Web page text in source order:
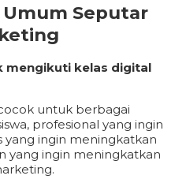
Umum Seputar
mengikuti kelas digital
untuk berbagai
profesional yang ingin
yang ingin meningkatkan
yang ingin meningkatkan